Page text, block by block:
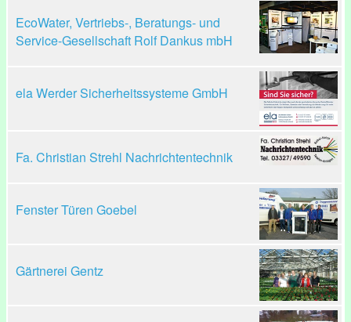
EcoWater, Vertriebs-, Beratungs- und
Service-Gesellschaft Rolf Dankus mbH
ela Werder Sicherheitssysteme GmbH
Fa. Christian Strehl Nachrichtentechnik
Fenster Türen Goebel
Gärtnerei Gentz